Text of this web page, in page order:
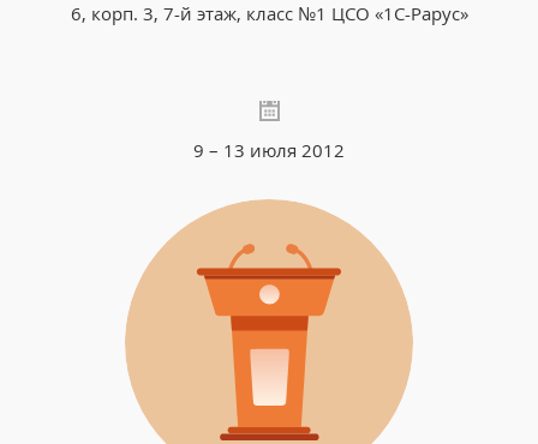
6, корп. 3, 7-й этаж, класс №1 ЦСО «1С-Рарус»
9 – 13 июля 2012